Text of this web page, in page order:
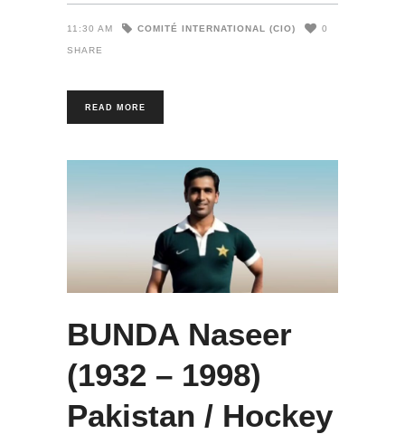
11:30 AM COMITÉ INTERNATIONAL (CIO) 0
SHARE
READ MORE
BUNDA Naseer
(1932 – 1998)
Pakistan / Hockey